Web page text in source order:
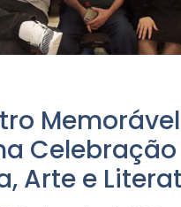
Arte e